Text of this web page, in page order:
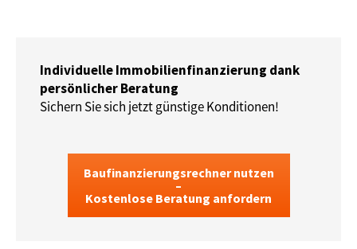
Individuelle Immobilienfinanzierung dank
persönlicher Beratung
Sichern Sie sich jetzt günstige Konditionen!
Baufinanzierungsrechner nutzen
–
Kostenlose Beratung anfordern